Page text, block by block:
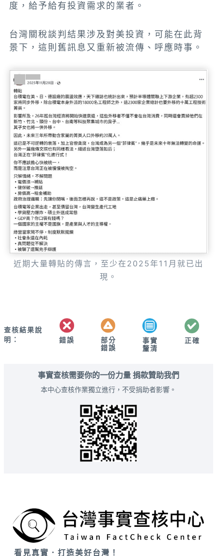
度，給予給有投資需求的業者。
台灣關稅談判結果涉及對美投資，可能在此背
景下，這則舊訊息又重新被流傳、呼應時事。
近期大量轉貼的傳言，至少在2025年11月就已出
現。
查核結果說
明：
錯誤
部分
錯誤
事實
釐清
正確
事實查核需要你的一份力量 捐款贊助我們
本中心查核作業獨立進行，不受捐助者影響。
看見真實．打造美好台灣！